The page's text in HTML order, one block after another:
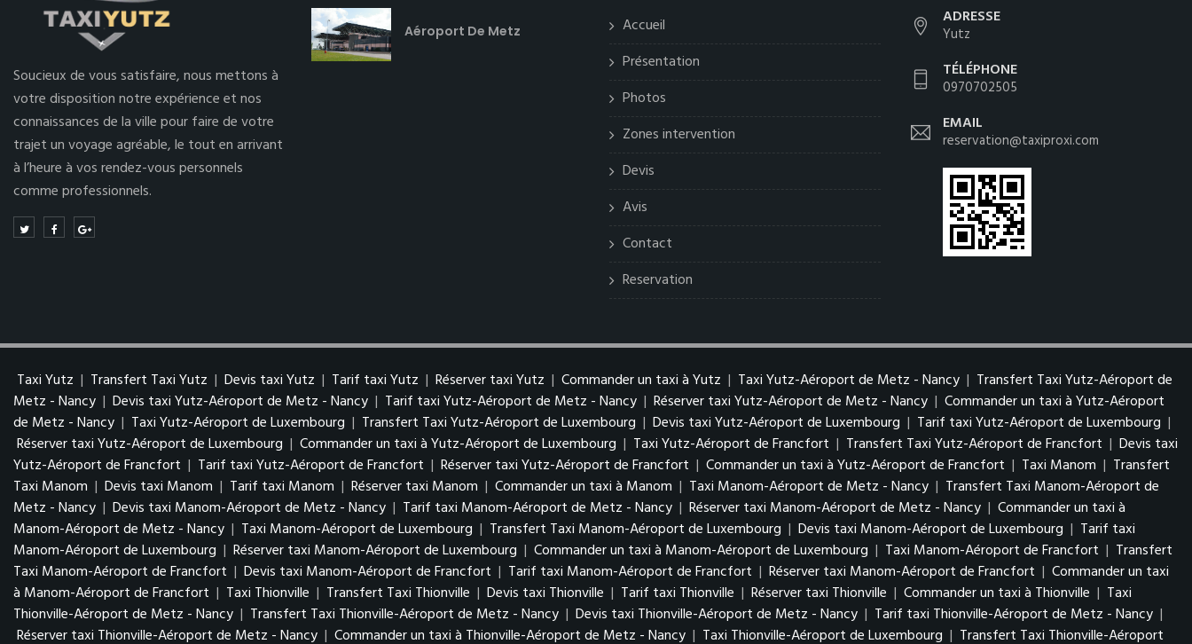
Soucieux de vous satisfaire, nous mettons à
votre disposition notre expérience et nos
connaissances de la ville pour faire de votre
trajet un voyage agréable, le tout en arrivant
à l’heure à vos rendez-vous personnels
comme professionnels.
Aéroport De Metz
Accueil
Présentation
Photos
Zones intervention
Devis
Avis
Contact
Reservation
ADRESSE
Yutz
TÉLÉPHONE
0970702505
EMAIL
reservation@taxiproxi.com
Taxi Yutz | Transfert Taxi Yutz | Devis taxi Yutz | Tarif taxi Yutz | Réserver taxi Yutz | Commander un taxi à Yutz | Taxi Yutz-Aéroport de Metz - Nancy | Transfert Taxi Yutz-Aéroport de
Metz - Nancy | Devis taxi Yutz-Aéroport de Metz - Nancy | Tarif taxi Yutz-Aéroport de Metz - Nancy | Réserver taxi Yutz-Aéroport de Metz - Nancy | Commander un taxi à Yutz-Aéroport
de Metz - Nancy | Taxi Yutz-Aéroport de Luxembourg | Transfert Taxi Yutz-Aéroport de Luxembourg | Devis taxi Yutz-Aéroport de Luxembourg | Tarif taxi Yutz-Aéroport de Luxembourg |
Réserver taxi Yutz-Aéroport de Luxembourg | Commander un taxi à Yutz-Aéroport de Luxembourg | Taxi Yutz-Aéroport de Francfort | Transfert Taxi Yutz-Aéroport de Francfort | Devis taxi
Yutz-Aéroport de Francfort | Tarif taxi Yutz-Aéroport de Francfort | Réserver taxi Yutz-Aéroport de Francfort | Commander un taxi à Yutz-Aéroport de Francfort | Taxi Manom | Transfert
Taxi Manom | Devis taxi Manom | Tarif taxi Manom | Réserver taxi Manom | Commander un taxi à Manom | Taxi Manom-Aéroport de Metz - Nancy | Transfert Taxi Manom-Aéroport de
Metz - Nancy | Devis taxi Manom-Aéroport de Metz - Nancy | Tarif taxi Manom-Aéroport de Metz - Nancy | Réserver taxi Manom-Aéroport de Metz - Nancy | Commander un taxi à
Manom-Aéroport de Metz - Nancy | Taxi Manom-Aéroport de Luxembourg | Transfert Taxi Manom-Aéroport de Luxembourg | Devis taxi Manom-Aéroport de Luxembourg | Tarif taxi
Manom-Aéroport de Luxembourg | Réserver taxi Manom-Aéroport de Luxembourg | Commander un taxi à Manom-Aéroport de Luxembourg | Taxi Manom-Aéroport de Francfort | Transfert
Taxi Manom-Aéroport de Francfort | Devis taxi Manom-Aéroport de Francfort | Tarif taxi Manom-Aéroport de Francfort | Réserver taxi Manom-Aéroport de Francfort | Commander un taxi
à Manom-Aéroport de Francfort | Taxi Thionville | Transfert Taxi Thionville | Devis taxi Thionville | Tarif taxi Thionville | Réserver taxi Thionville | Commander un taxi à Thionville | Taxi
Thionville-Aéroport de Metz - Nancy | Transfert Taxi Thionville-Aéroport de Metz - Nancy | Devis taxi Thionville-Aéroport de Metz - Nancy | Tarif taxi Thionville-Aéroport de Metz - Nancy |
Réserver taxi Thionville-Aéroport de Metz - Nancy | Commander un taxi à Thionville-Aéroport de Metz - Nancy | Taxi Thionville-Aéroport de Luxembourg | Transfert Taxi Thionville-Aéroport